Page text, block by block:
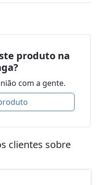
produto na
com a gente.
clientes sobre